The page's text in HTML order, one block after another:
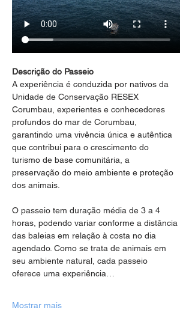
Descrição do Passeio
A experiência é conduzida por nativos da
Unidade de Conservação RESEX
Corumbau, experientes e conhecedores
profundos do mar de Corumbau,
garantindo uma vivência única e autêntica
que contribui para o crescimento do
turismo de base comunitária, a
preservação do meio ambiente e proteção
dos animais.
O passeio tem duração média de 3 a 4
horas, podendo variar conforme a distância
das baleias em relação à costa no dia
agendado. Como se trata de animais em
seu ambiente natural, cada passeio
oferece uma experiência…
Mostrar mais